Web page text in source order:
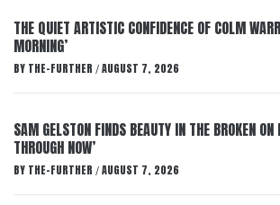
THE QUIET ARTISTIC CONFIDENCE OF COLM
MORNING’
BY THE-FURTHER / AUGUST 7, 2026
SAM GELSTON FINDS BEAUTY IN THE BROKEN ON
THROUGH NOW’
BY THE-FURTHER / AUGUST 7, 2026